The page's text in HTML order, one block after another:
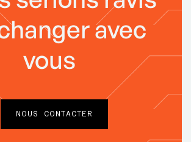
avec
vous
NOUS CONTACTER